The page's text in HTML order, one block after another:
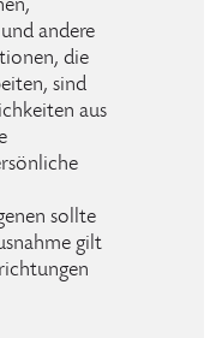
andere
die
sind
aus
sollte
gilt